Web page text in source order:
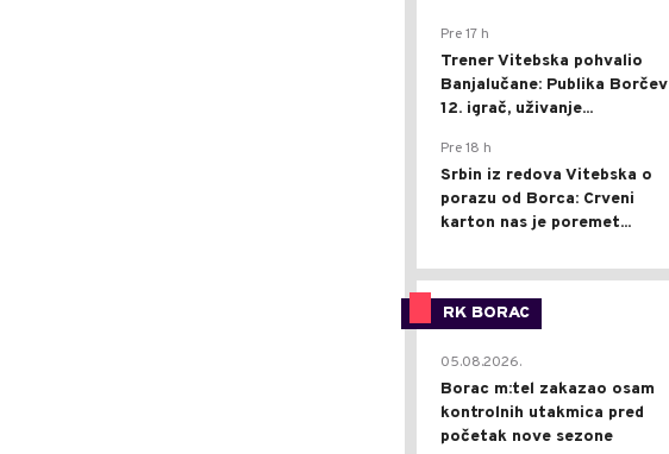
Pre 17 h
Trener Vitebska pohvalio
Banjalučane: Publika Borčev
12. igrač, uživanje...
Pre 18 h
Srbin iz redova Vitebska o
porazu od Borca: Crveni
karton nas je poremet...
RK BORAC
05.08.2026.
Borac m:tel zakazao osam
kontrolnih utakmica pred
početak nove sezone